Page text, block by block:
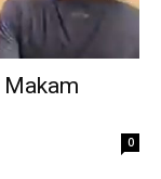
Makam
0